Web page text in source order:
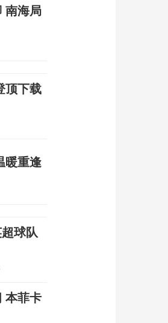
南海局
顶下载
暖重逢
球队
本菲卡